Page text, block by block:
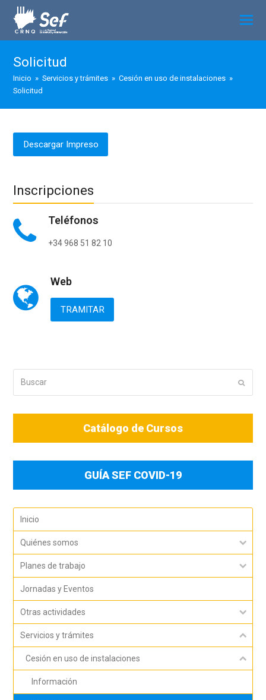
Solicitud
Inicio » Servicios y trámites » Cesión en uso de instalaciones »
Solicitud
Descargar Impreso
Inscripciones
Teléfonos
+34 968 51 82 10
Web
TRAMITAR
Catálogo de Cursos
GUÍA SEF COVID-19
Inicio
Quiénes somos
Planes de trabajo
Jornadas y Eventos
Otras actividades
Servicios y trámites
Cesión en uso de instalaciones
Información